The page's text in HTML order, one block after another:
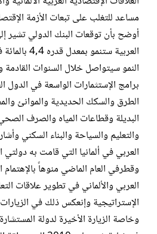
مساعد للتغلب على تبعات الأزمة
أوضح بأن توقعات البنك الدولي تشير
العربية
النمو سيتواصل خلال السنوات القادمة
برامج ‏الإستثمارات الواسعة في
الطرق والسكك الحديدية والموانئ
البديلة وقطاعات المياه والصرف
والتعليم والسياحة والبناء السكني
العربي في ألمانيا التي قامت به دولتي
وقطرفي العام الماضي منوهاً
العربي والألماني في تطوير علاقات
الإستراتيجية وإنعكس ذلك في ‏الزيارات
وخاصة الزيارة الأخيرة لدولة